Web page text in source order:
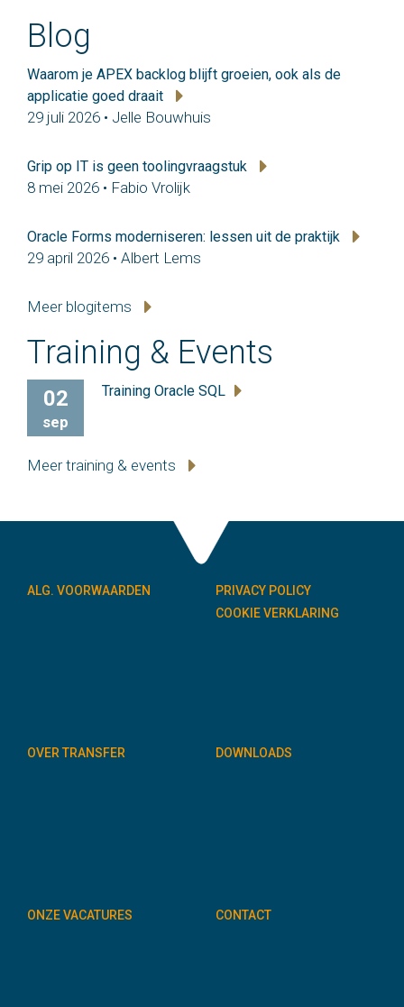
Blog
Waarom je APEX backlog blijft groeien, ook als de
applicatie goed draait
29 juli 2026 • Jelle Bouwhuis
Grip op IT is geen toolingvraagstuk
8 mei 2026 • Fabio Vrolijk
Oracle Forms moderniseren: lessen uit de praktijk
29 april 2026 • Albert Lems
Meer blogitems
Training & Events
02
sep
Training Oracle SQL
Meer training & events
ALG. VOORWAARDEN
PRIVACY POLICY
COOKIE VERKLARING
OVER TRANSFER DOWNLOADS
ONZE VACATURES CONTACT